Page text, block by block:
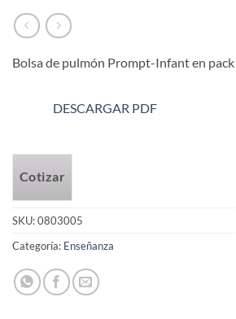
Bolsa de pulmón Prompt-Infant en
DESCARGAR PDF
Cotizar
SKU:0803005
Categoría: Enseñanza